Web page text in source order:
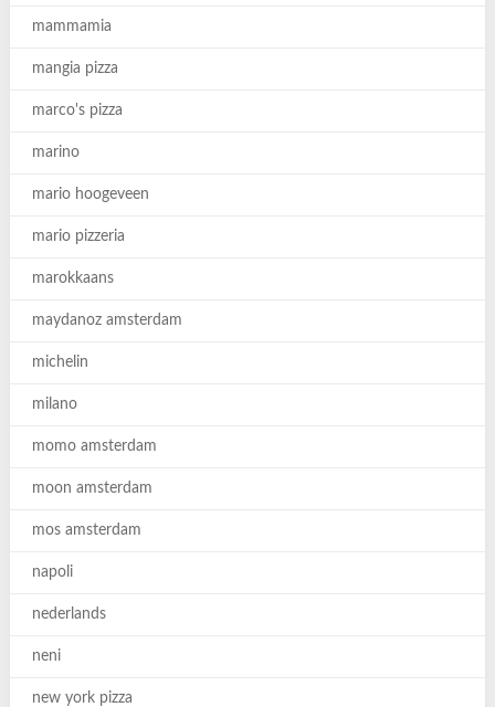
mammamia
mangia pizza
marco's pizza
marino
mario hoogeveen
mario pizzeria
marokkaans
maydanoz amsterdam
michelin
milano
momo amsterdam
moon amsterdam
mos amsterdam
napoli
nederlands
neni
new york pizza